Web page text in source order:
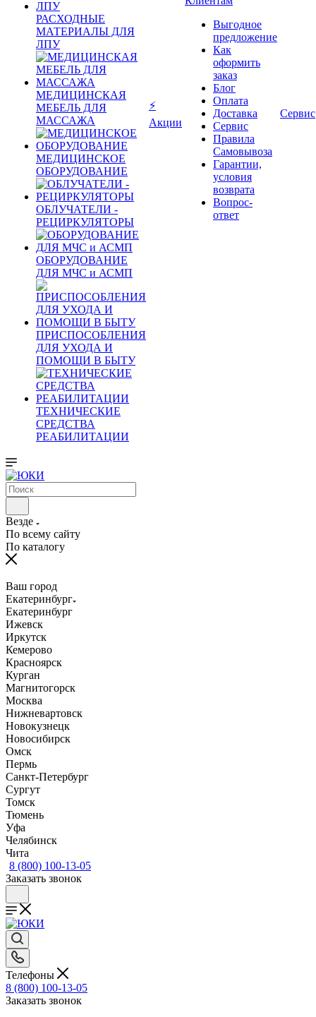
РАСХОДНЫЕ
МАТЕРИАЛЫ ДЛЯ
ЛПУ
МЕДИЦИНСКАЯ
МЕБЕЛЬ ДЛЯ
МАССАЖА
МЕДИЦИНСКОЕ
ОБОРУДОВАНИЕ
ОБЛУЧАТЕЛИ -
РЕЦИРКУЛЯТОРЫ
ОБОРУДОВАНИЕ
ДЛЯ МЧС и АСМП
ПРИСПОСОБЛЕНИЯ
ДЛЯ УХОДА И
ПОМОЩИ В БЫТУ
ТЕХНИЧЕСКИЕ
СРЕДСТВА
РЕАБИЛИТАЦИИ
⚡
Акции
Выгодное
предложение
Как
оформить
заказ
Блог
Оплата
Доставка
Сервис
Правила
Самовывоза
Гарантии,
условия
возврата
Вопрос-
ответ
Сервис
Везде
По всему сайту
По каталогу
Ваш город
Екатеринбург
Екатеринбург
Ижевск
Иркутск
Кемерово
Красноярск
Курган
Магнитогорск
Москва
Нижневартовск
Новокузнецк
Новосибирск
Омск
Пермь
Санкт-Петербург
Сургут
Томск
Тюмень
Уфа
Челябинск
Чита
8 (800) 100-13-05
Заказать звонок
Телефоны
8 (800) 100-13-05
Заказать звонок